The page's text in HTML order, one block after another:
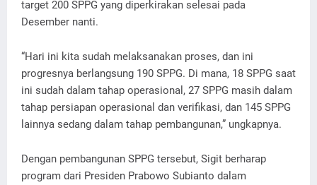
target 200 SPPG yang diperkirakan selesai pada
Desember nanti.
“Hari ini kita sudah melaksanakan proses, dan ini
progresnya berlangsung 190 SPPG. Di mana, 18 SPPG saat
ini sudah dalam tahap operasional, 27 SPPG masih dalam
tahap persiapan operasional dan verifikasi, dan 145 SPPG
lainnya sedang dalam tahap pembangunan,” ungkapnya.
Dengan pembangunan SPPG tersebut, Sigit berharap
program dari Presiden Prabowo Subianto dalam